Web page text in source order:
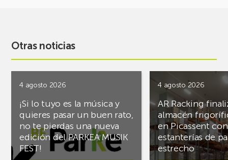
Otras noticias
4 agosto 2026
¡Si lo tuyo es la música y
quieres pasar un buen rato,
no te pierdas una nueva
edición del PARKEA MUSIK
FEST!
4 agosto 2026
AR Racking
almacén
en Picassent con
estanterías de
estrecho